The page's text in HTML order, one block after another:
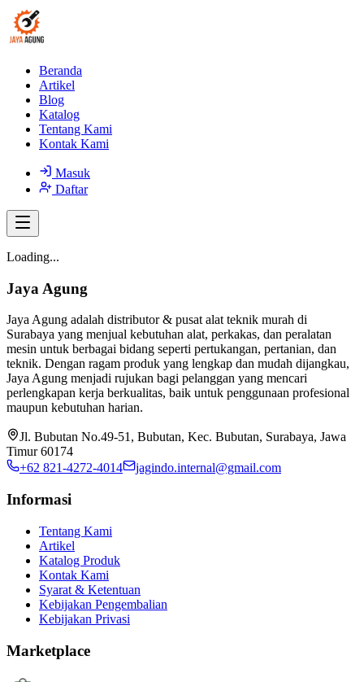
Beranda
Artikel
Blog
Katalog
Tentang Kami
Kontak Kami
Masuk
Daftar
Loading...
Jaya Agung
Jaya Agung adalah distributor & pusat alat teknik murah di
Surabaya yang menjual kebutuhan alat, perkakas, dan peralatan
mesin untuk berbagai bidang seperti pertukangan, pertanian, dan
teknik. Dengan ragam produk yang lengkap dan mudah dijangkau,
Jaya Agung menjadi rujukan bagi pelanggan yang mencari
perlengkapan kerja berkualitas, baik untuk penggunaan profesional
maupun kebutuhan harian.
Jl. Bubutan No.49-51, Bubutan, Kec. Bubutan, Surabaya, Jawa
Timur 60174
+62 821-4272-4014
jagindo.internal@gmail.com
Informasi
Tentang Kami
Artikel
Katalog Produk
Kontak Kami
Syarat & Ketentuan
Kebijakan Pengembalian
Kebijakan Privasi
Marketplace